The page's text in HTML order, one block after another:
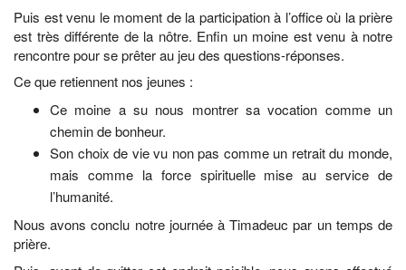
Puis est venu le moment de la participation à l’office où la prière
est très différente de la nôtre. Enfin un moine est venu à notre
rencontre pour se prêter au jeu des questions-réponses.
Ce que retiennent nos jeunes :
Ce moine a su nous montrer sa vocation comme un
chemin de bonheur.
Son choix de vie vu non pas comme un retrait du monde,
mais comme la force spirituelle mise au service de
l’humanité.
Nous avons conclu notre journée à Timadeuc par un temps de
prière.